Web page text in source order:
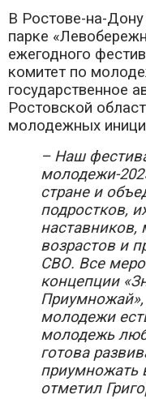
В Ростове-на-
парке
ежегодного
комитет по
государственное
Ростовской
молодежных
– Наш
молодежи-
стране и
подростков,
возрастов и
СВО. Все
концепции
молодежи
молодежь
готова
приумножать
отметил